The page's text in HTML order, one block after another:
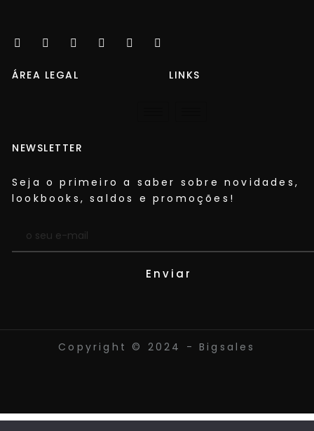
ÁREA LEGAL LINKS
NEWSLETTER
Seja o primeiro a saber sobre novidades,
lookbooks, saldos e promoções!​
Enviar
Copyright © 2024 - Bigsales